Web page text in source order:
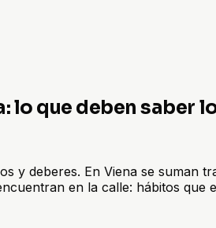
lo que deben saber
y deberes. En Viena se suman
en la calle: hábitos